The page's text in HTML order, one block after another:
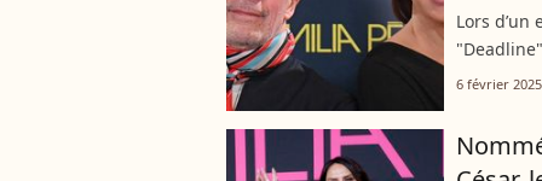
Lors
sur la
6 février 2025